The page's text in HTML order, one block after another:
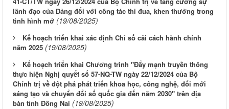
lãnh đạo của Đảng đối với công tác thi đua, khen thưởng trong
tình hình mớ (19/08/2025)
Kế hoạch triển khai xác định Chỉ số cải cách hành chính
năm 2025 (19/08/2025)
Kế hoạch triển khai Chương trình "Đẩy mạnh truyền thông
thực hiện Nghị quyết số 57-NQ-TW ngày 22/12/2024 của Bộ
Chính trị về đột phá phát triển khoa học, công nghệ, đổi mới
sáng tạo và chuyển đổi số quốc gia đến năm 2030" trên địa
bàn tỉnh Đồng Nai (19/08/2025)